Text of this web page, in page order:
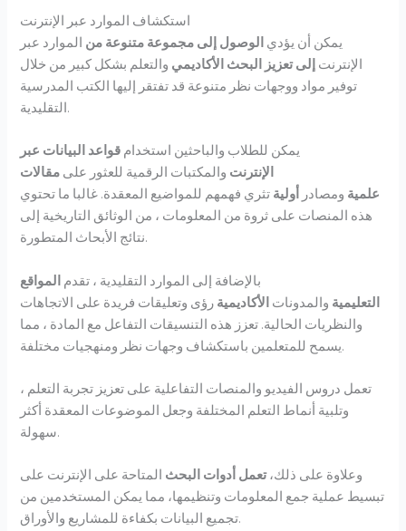
استكشاف الموارد عبر الإنترنت
يمكن أن يؤدي الوصول إلى مجموعة متنوعة من الموارد عبر
الإنترنت إلى تعزيز البحث الأكاديمي والتعلم بشكل كبير من خلال
توفير مواد ووجهات نظر متنوعة قد تفتقر إليها الكتب المدرسية
التقليدية.
يمكن للطلاب والباحثين استخدام قواعد البيانات عبر
الإنترنت والمكتبات الرقمية للعثور على مقالات
علمية ومصادر أولية تثري فهمهم للمواضيع المعقدة. غالبا ما تحتوي
هذه المنصات على ثروة من المعلومات ، من الوثائق التاريخية إلى
نتائج الأبحاث المتطورة.
بالإضافة إلى الموارد التقليدية ، تقدم المواقع
التعليمية والمدونات الأكاديمية رؤى وتعليقات فريدة على الاتجاهات
والنظريات الحالية. تعزز هذه التنسيقات التفاعل مع المادة ، مما
يسمح للمتعلمين باستكشاف وجهات نظر ومنهجيات مختلفة.
تعمل دروس الفيديو والمنصات التفاعلية على تعزيز تجربة التعلم ،
وتلبية أنماط التعلم المختلفة وجعل الموضوعات المعقدة أكثر
سهولة.
وعلاوة على ذلك،تعمل أدوات البحث المتاحة على الإنترنت على
تبسيط عملية جمع المعلومات وتنظيمها، مما يمكن المستخدمين من
تجميع البيانات بكفاءة للمشاريع والأوراق.